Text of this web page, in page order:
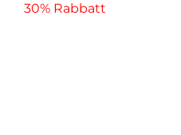
30% Rabbatt